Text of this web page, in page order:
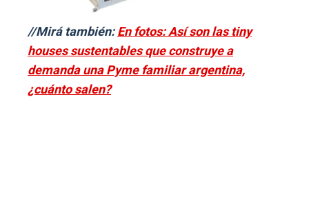
//Mirá también:En fotos: Así son las tiny
houses sustentables que construye a
demanda una Pyme familiar argentina,
¿cuánto salen?